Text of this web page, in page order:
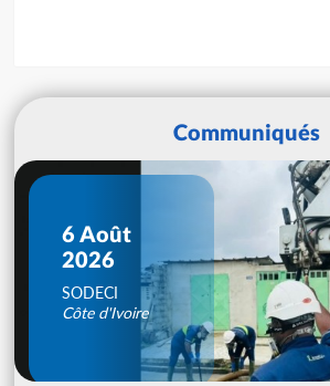
Communiqués
6 Août
2026
SODECI
Côte d'Ivoire